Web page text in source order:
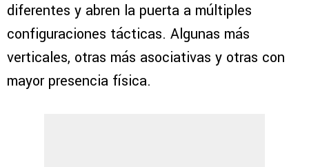
diferentes y abren la puerta a múltiples
configuraciones tácticas. Algunas más
verticales, otras más asociativas y otras con
mayor presencia física.